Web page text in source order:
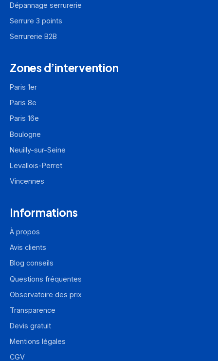
Dépannage serrurerie
Serrure 3 points
Serrurerie B2B
Zones d’intervention
Paris 1er
Paris 8e
Paris 16e
Boulogne
Neuilly-sur-Seine
Levallois-Perret
Vincennes
Informations
À propos
Avis clients
Blog conseils
Questions fréquentes
Observatoire des prix
Transparence
Devis gratuit
Mentions légales
CGV